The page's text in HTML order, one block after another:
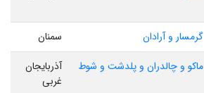
گرمسار و آرادان
سمنان
ماکو و چالدران و پلدشت و شوط
آذربایجان
غربی